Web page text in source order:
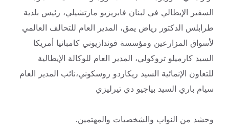
السفير الإيطالي في لبنان فابريزيو مارتشيلي، رئيس بلدية
طرابلس الدكتور رياض يمق، المدير العام للتحالف العالمي
لأسواق المزارعين ومؤسسة فوندازيوني كامبانيا أمريكا
السيد كارميلو تروكولي، المدير العام للوكالة الإيطالية
للتعاون الإنمائية السيد ريكاردو روسكوني،نائب المدير العام
سيام باري السيد بياجيو دي تيرليزي
وحشد من النواب والشخصيات والمهتمين.